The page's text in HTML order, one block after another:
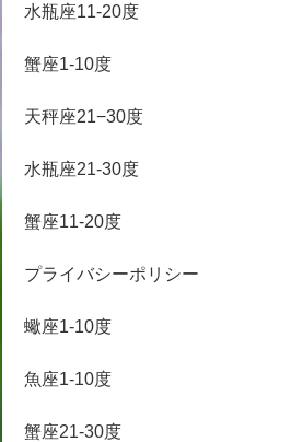
水瓶座11-20度
蟹座1-10度
天秤座21−30度
水瓶座21-30度
蟹座11-20度
プライバシーポリシー
蠍座1-10度
魚座1-10度
蟹座21-30度